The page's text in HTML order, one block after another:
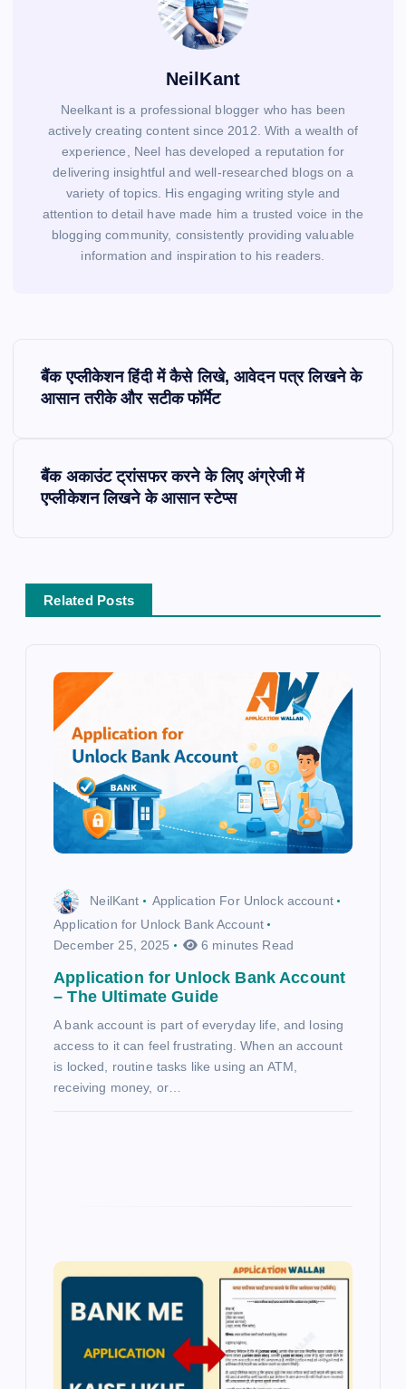
NeilKant
Neelkant is a professional blogger who has been
actively creating content since 2012. With a wealth of
experience, Neel has developed a reputation for
delivering insightful and well-researched blogs on a
variety of topics. His engaging writing style and
attention to detail have made him a trusted voice in the
blogging community, consistently providing valuable
information and inspiration to his readers.
बैंक एप्लीकेशन हिंदी में कैसे लिखे, आवेदन पत्र लिखने के
आसान तरीके और सटीक फॉर्मेट
बैंक अकाउंट ट्रांसफर करने के लिए अंग्रेजी में
एप्लीकेशन लिखने के आसान स्टेप्स
Related Posts
NeilKant
Application For Unlock account
Application for Unlock Bank Account
December 25, 2025
6 minutes Read
Application for Unlock Bank Account
– The Ultimate Guide
A bank account is part of everyday life, and losing
access to it can feel frustrating. When an account
is locked, routine tasks like using an ATM,
receiving money, or…